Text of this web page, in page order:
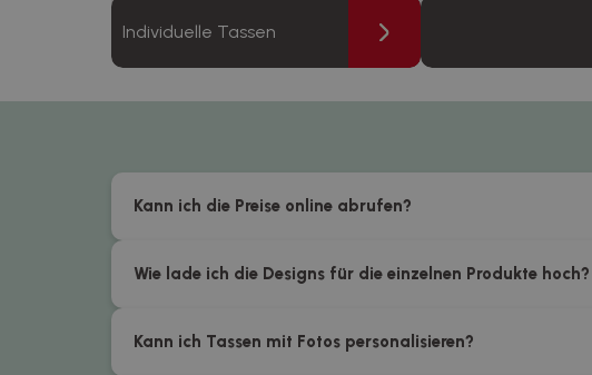
Individuelle Tassen
Kann ich die Preise online abrufen?
Wie lade ich die Designs für die einzelnen Produkte hoch?
Kann ich Tassen mit Fotos personalisieren?